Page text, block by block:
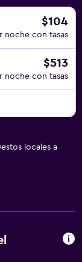
y
al aire
de ocio y
las
que se
$104
noche con tasas
$513
noche con tasas
locales a